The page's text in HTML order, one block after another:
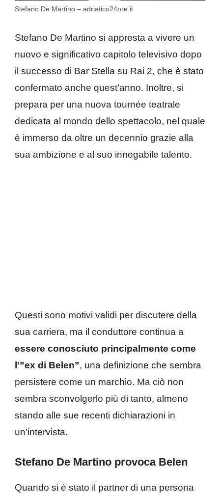
Stefano De Martino – adriatico24ore.it
Stefano De Martino si appresta a vivere un
nuovo e significativo capitolo televisivo dopo
il successo di Bar Stella su Rai 2, che è stato
confermato anche quest’anno. Inoltre, si
prepara per una nuova tournée teatrale
dedicata al mondo dello spettacolo, nel quale
è immerso da oltre un decennio grazie alla
sua ambizione e al suo innegabile talento.
Questi sono motivi validi per discutere della
sua carriera, ma il conduttore continua a
essere conosciuto principalmente come
l'”ex di Belen”, una definizione che sembra
persistere come un marchio. Ma ciò non
sembra sconvolgerlo più di tanto, almeno
stando alle sue recenti dichiarazioni in
un’intervista.
Stefano De Martino provoca Belen
Quando si è stato il partner di una persona